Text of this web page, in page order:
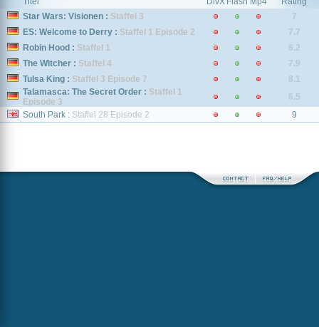
Star Wars: Visionen : Staffel 3
7
ES: Welcome to Derry : Staffel 1 Episode 2
7.7
Robin Hood : Staffel 1
6.2
The Witcher : Staffel 4
7.9
Tulsa King : Staffel 3 Episode 7
8.1
Talamasca: The Secret Order : Staffel 1
Episode 3
6.5
South Park : Staffel 28 Episode 2 9